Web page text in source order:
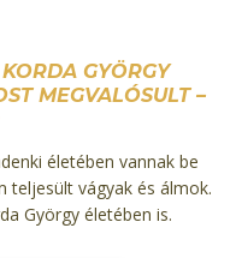
GYÖRGY
MEGVALÓSULT –
életében vannak be
teljesült vágyak és álmok.
György életében is.